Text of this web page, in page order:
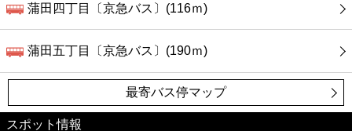
蒲田四丁目〔京急バス〕(116ｍ)
蒲田五丁目〔京急バス〕(190ｍ)
最寄バス停マップ
スポット情報